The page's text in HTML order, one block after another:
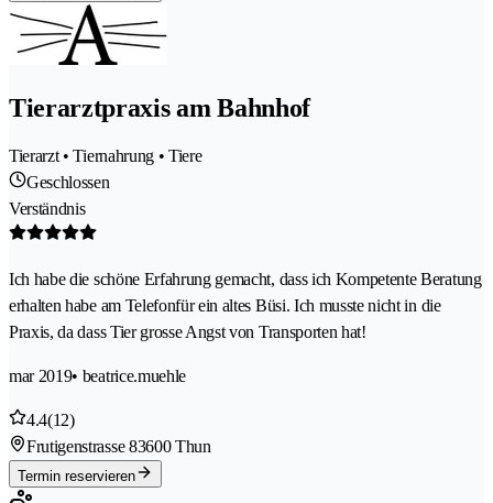
Tierarztpraxis am Bahnhof
Tierarzt • Tiernahrung • Tiere
Geschlossen
Verständnis
Ich habe die schöne Erfahrung gemacht, dass ich Kompetente Beratung
erhalten habe am Telefonfür ein altes Büsi. Ich musste nicht in die
Praxis, da dass Tier grosse Angst von Transporten hat!
mar 2019• beatrice.muehle
4.4(12)
Frutigenstrasse 83600 Thun
Termin reservieren